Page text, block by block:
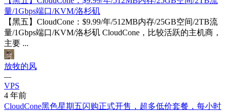
量/1Gbps端口/KVM/洛杉矶
【黑五】CloudCone：$9.99/年/512MB内存/25GB空间/2TB流
量/1Gbps端口/KVM/洛杉矶 CloudCone，比较活跃的主机商，
主要 ...
放牧的风
—
VPS
4 年前
CloudCone黑色星期五闪购正式开售，超多低价套餐，每小时